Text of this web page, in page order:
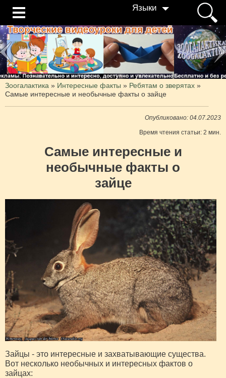
Языки
Зоогалактика » Интересные факты » Ребятам о зверятах »
Самые интересные и необычные факты о зайце
Опубликовано: 04.07.2023
Время чтения статьи: 2 мин.
Самые интересные и
необычные факты о
зайце
Зайцы - это интересные и захватывающие существа.
Вот несколько необычных и интересных фактов о
зайцах: